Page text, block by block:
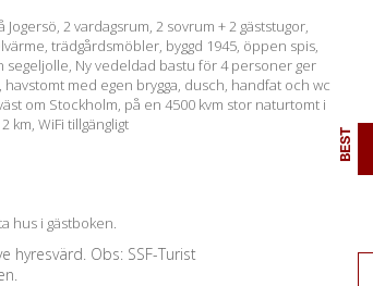
BEST
2 vardagsrum, 2 sovrum + 2 gäststugor,
trädgårdsmöbler, byggd 1945, öppen spis,
segeljolle, Ny vedeldad bastu för 4 personer ger
med egen brygga, dusch, handfat och wc
om Stockholm, på en 4500 kvm stor naturtomt i
km, WiFi tillgängligt
hus i gästboken.
hyresvärd. Obs: SSF-Turist